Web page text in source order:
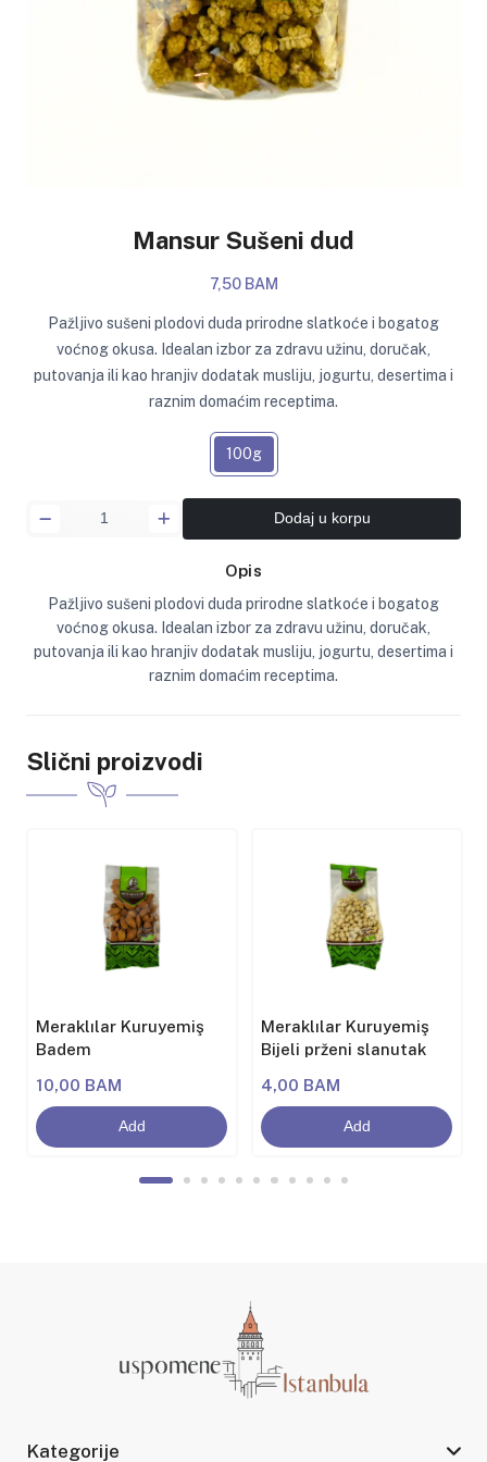
Mansur Sušeni dud
7,50 BAM
Pažljivo sušeni plodovi duda prirodne slatkoće i bogatog
voćnog okusa. Idealan izbor za zdravu užinu, doručak,
putovanja ili kao hranjiv dodatak musliju, jogurtu, desertima i
raznim domaćim receptima.
100g
Dodaj u korpu
Opis
Pažljivo sušeni plodovi duda prirodne slatkoće i bogatog
voćnog okusa. Idealan izbor za zdravu užinu, doručak,
putovanja ili kao hranjiv dodatak musliju, jogurtu, desertima i
raznim domaćim receptima.
Slični proizvodi
Meraklılar Kuruyemiş
Badem
10,00 BAM
Add
Meraklılar Kuruyemiş
Bijeli prženi slanutak
4,00 BAM
Add
Kategorije